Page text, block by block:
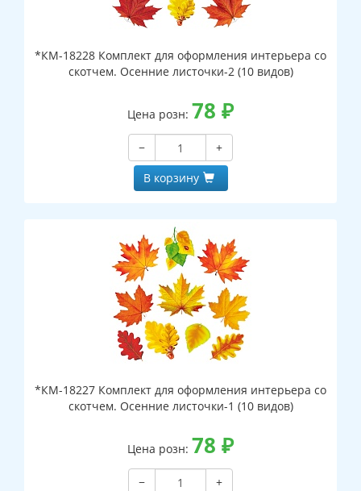
*КМ-18228 Комплект для оформления интерьера со
скотчем. Осенние листочки-2 (10 видов)
Цена розн: 78 ₽
−
+
В корзину
*КМ-18227 Комплект для оформления интерьера со
скотчем. Осенние листочки-1 (10 видов)
Цена розн: 78 ₽
−
+